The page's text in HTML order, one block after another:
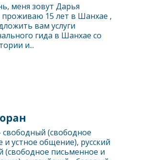
меня зовут Дарья
проживаю 15 лет в Шанхае ,
вам услуги
гида в Шанхае со
и...
свободный (свободное
и устное общение), русский
(свободное письменное и